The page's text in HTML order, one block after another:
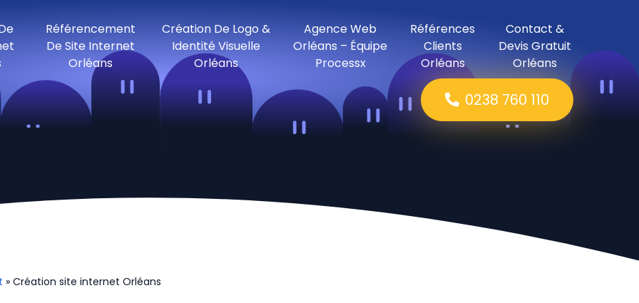
Référencement
De Site Internet
Orléans
Création De Logo &
Identité Visuelle
Orléans
Agence Web
Orléans – Équipe
Processx
Références
Clients
Orléans
Contact &
Devis Gratuit
Orléans
0238 760 110
» Création site internet Orléans